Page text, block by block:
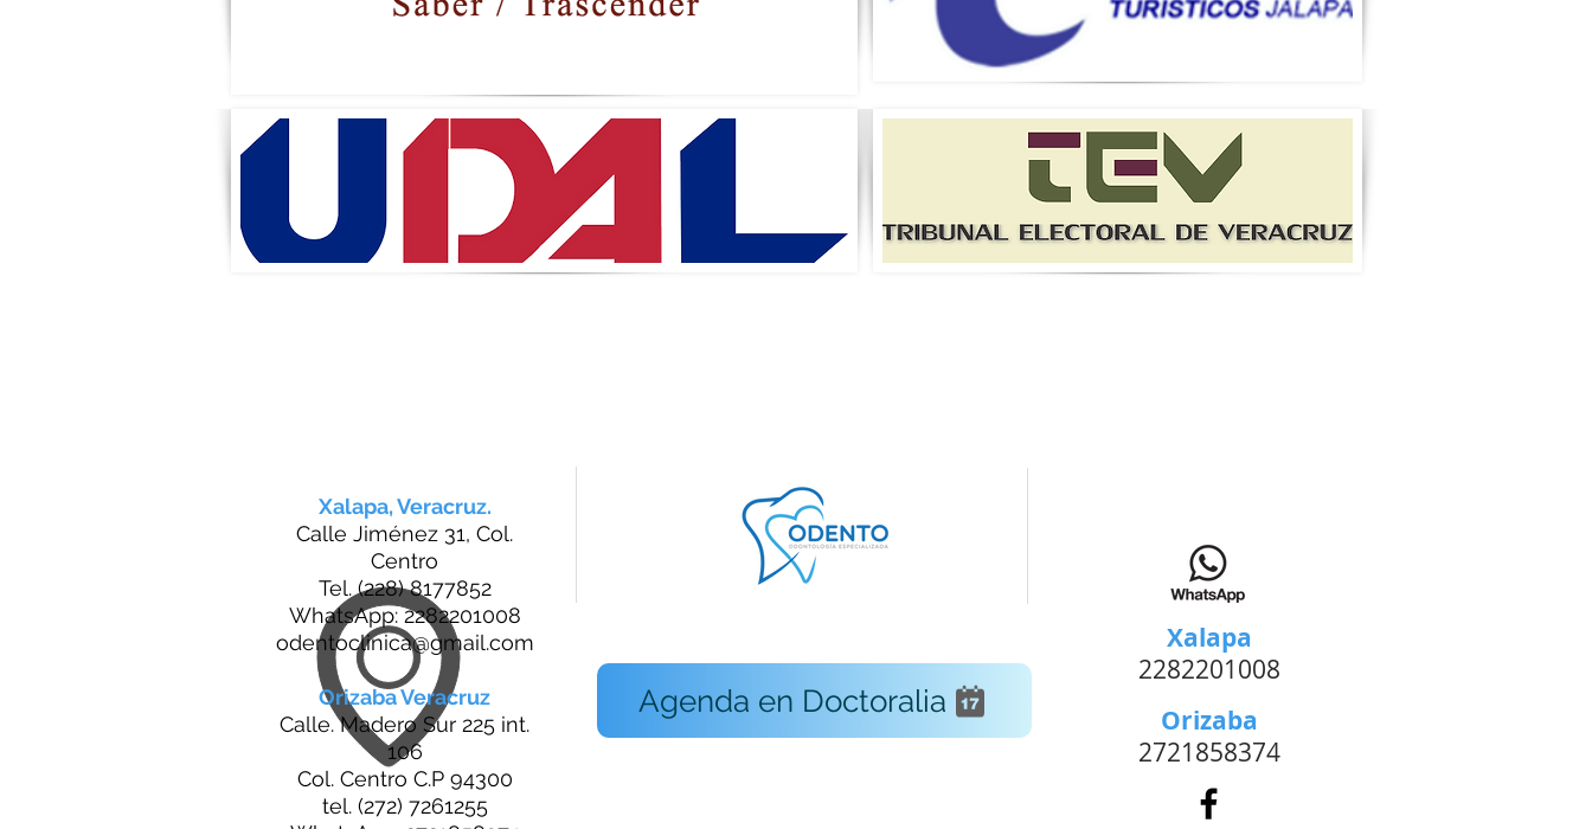
Xalapa, Veracruz.
Calle Jiménez 31, Col.
Centro
Tel. (228) 8177852
WhatsApp: 2282201008
odentoclinica@gmail.com
Orizaba Veracruz
Calle. Madero Sur 225 int.
106
Col. Centro C.P 94300
tel. (272) 7261255
Agenda en Doctoralia
Xalapa
2282201008
Orizaba
2721858374